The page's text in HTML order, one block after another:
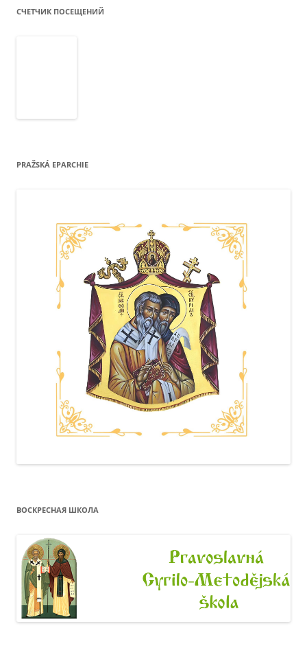
СЧЕТЧИК ПОСЕЩЕНИЙ
PRAŽSKÁ EPARCHIE
ВОСКРЕСНАЯ ШКОЛА